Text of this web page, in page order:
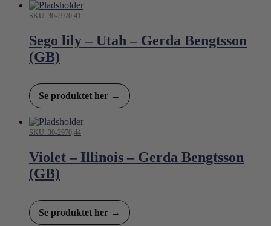
SKU: 30-2970,41
Sego lily – Utah – Gerda Bengtsson
(GB)
Se produktet her →
SKU: 30-2970,44
Violet – Illinois – Gerda Bengtsson
(GB)
Se produktet her →